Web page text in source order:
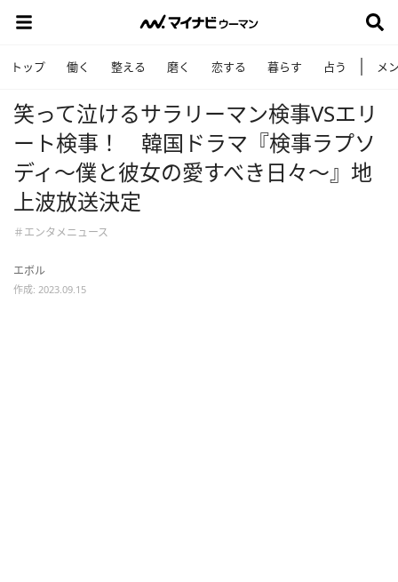
トップ 働く 整える 磨く 恋する 暮らす 占う メ
笑って泣けるサラリーマン検事VSエリ
ート検事！ 韓国ドラマ『検事ラプソ
ディ～僕と彼女の愛すべき日々～』地
上波放送決定
＃エンタメニュース
エボル
作成: 2023.09.15